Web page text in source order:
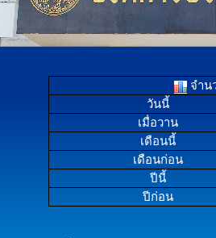
จำน
วันนี้
เมื่อวาน
เดือนนี้
เดือนก่อน
ปีนี้
ปีก่อน